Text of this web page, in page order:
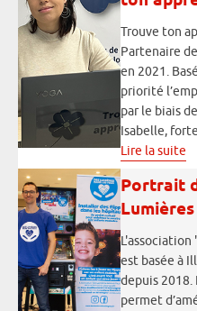
Trouve ton
Partenaire
en 2021.
priorité
par le biais
Isabelle, forte
Lire la suite
Portrait
L'association
est basée à
depuis 2018.
permet